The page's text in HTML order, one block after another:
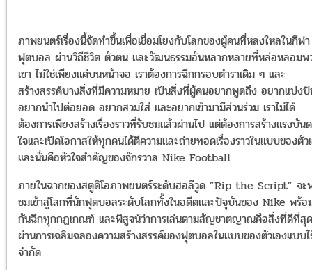
ภาพยนตร์เรื่องนี้จัดทำขึ้นเพื่อเชื่อมโยงกับโลกของผู้คนที่หลงใหลในกีฬา
ฟุตบอล ผ่านวิถีชีวิต ตัวตน และวัฒนธรรมอันหลากหลายที่หล่อหลอมพ
เขา ไม่ใช่เพียงแค่บนหน้าจอ เราต้องการฉีกกรอบตำราเดิม ๆ และ
สร้างสรรค์บางสิ่งที่มีความหมาย เป็นสิ่งที่ผู้คนอยากพูดถึง อยากแบ่ง
อยากนำไปต่อยอด อยากสวมใส่ และอยากเข้ามามีส่วนร่วม เราไม่ได้
ต้องการเพียงสร้างเรื่องราวที่รับชมแล้วผ่านไป แต่ต้องการสร้างแรงบัน
ใจและเปิดโอกาสให้ทุกคนได้ตีความและถ่ายทอดเรื่องราวในแบบของตัว
และนั่นคือหัวใจสำคัญของจักรวาล Nike Football
ภายในฉากของสตูดิโอภาพยนตร์ระดับฮอลีวูด ”Rip the Script” จะ
ชมเข้าสู่โลกที่นักฟุตบอลระดับโลกทั้งในอดีตและปัจุบันของ Nike พร้อ
กันฉีกทุกกฏเกณฑ์ และพิสูจน์ว่าการเล่นตามสัญชาตญาณคือสิ่งที่ดีที่สุด
ผ่านการเฉลิมฉลองความสร้างสรรค์ของฟุตบอลในแบบของตัวเองแบบ
จำกัด